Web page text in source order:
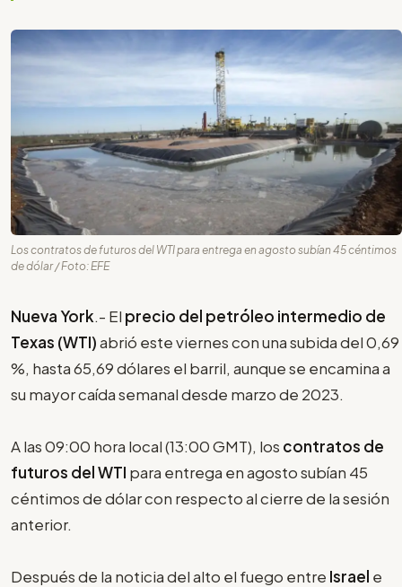
Los contratos de futuros del WTI para entrega en agosto subían 45 céntimos
de dólar / Foto: EFE
Nueva York.- El precio del petróleo intermedio de
Texas (WTI)abrió este viernes con una subida del 0,69
%, hasta 65,69 dólares el barril, aunque se encamina a
su mayor caída semanal desde marzo de 2023.
A las 09:00 hora local (13:00 GMT), los contratos de
futuros delWTI para entrega en agosto subían 45
céntimos de dólar con respecto al cierre de la sesión
anterior.
Después de la noticia del alto el fuego entre Israel e